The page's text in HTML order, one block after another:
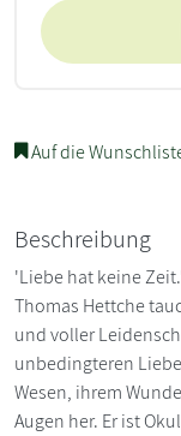
Auf die
Beschreibung
'Liebe hat keine
Thomas Hettche
und voller
unbedingteren
Wesen, ihrem
Augen her. Er ist